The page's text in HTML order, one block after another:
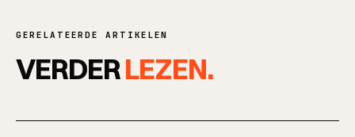
GERELATEERDE ARTIKELEN
VERDERLEZEN.